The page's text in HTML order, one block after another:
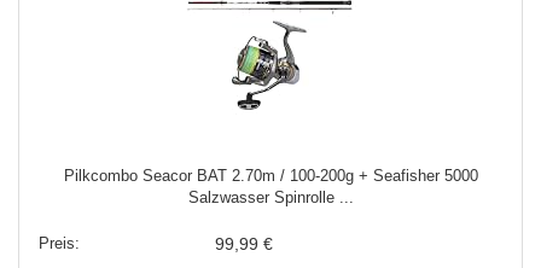
Pilkcombo Seacor BAT 2.70m / 100-200g + Seafisher 5000
Salzwasser Spinrolle ...
99,99 €